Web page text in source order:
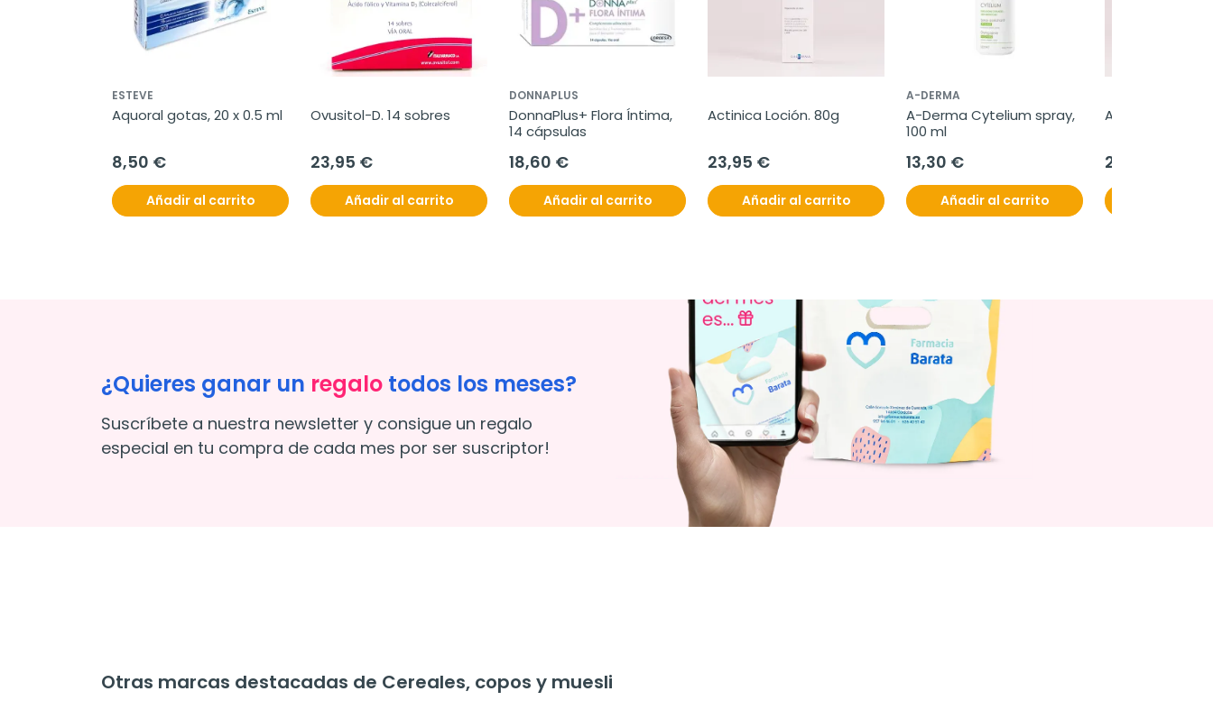
ESTEVE
Aquoral gotas, 20 x 0.5 ml
8,50 €
Añadir al carrito
Ovusitol-D. 14 sobres
23,95 €
Añadir al carrito
DONNAPLUS
DonnaPlus+ Flora Íntima,
14 cápsulas
18,60 €
Añadir al carrito
Actinica Loción. 80g
23,95 €
Añadir al carrito
A-DERMA
A-Derma Cytelium spray,
100 ml
13,30 €
Añadir al carrito
ALAsod,
27,70 €
¿Quieres ganar un regalo todos los meses?
Suscríbete a nuestra newsletter y consigue un regalo
especial en tu compra de cada mes por ser suscriptor!
Otras marcas destacadas de Cereales, copos y muesli